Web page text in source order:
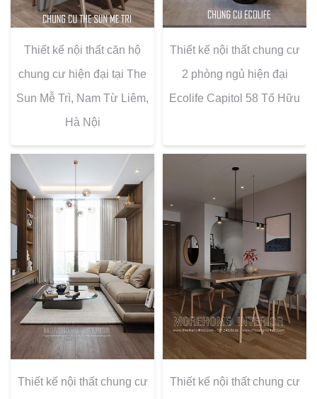
Thiết kế nội thất căn hộ
chung cư hiện đại tại The
Sun Mễ Trì, Nam Từ Liêm,
Hà Nội
Thiết kế nội thất chung cư
2 phòng ngủ hiện đại
Ecolife Capitol 58 Tố Hữu
Thiết kế nội thất chung cư
Thiết kế nội thất chung cư